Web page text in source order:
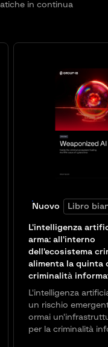
in continua
Nuovo Libro
L'intelligenza
arma: all'interno
dell'ecosistema
alimenta la quinta
criminalità
L'intelligenza
un rischio
ormai
per la criminalità